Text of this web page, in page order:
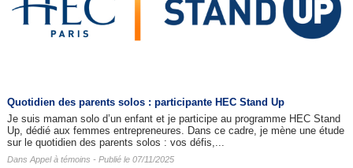
Quotidien des parents solos : participante HEC Stand Up
Je suis maman solo d’un enfant et je participe au programme HEC Stand
Up, dédié aux femmes entrepreneures. Dans ce cadre, je mène une étude
sur le quotidien des parents solos : vos défis,...
Dans Appel à témoins - Publié le 07/11/2025